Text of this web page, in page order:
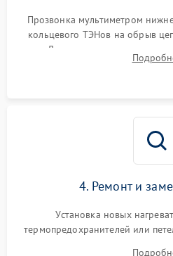
Прозвонка мультиметром
кольцевого ТЭНов на обрыв
Диагностика термостата,
переключателя режимов
4. Ремонт и
Установка новых
термопредохранителей или